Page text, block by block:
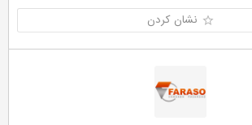
نشان کردن